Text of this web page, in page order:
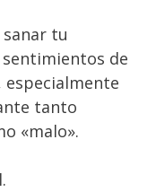
tu
de
tanto
«malo».